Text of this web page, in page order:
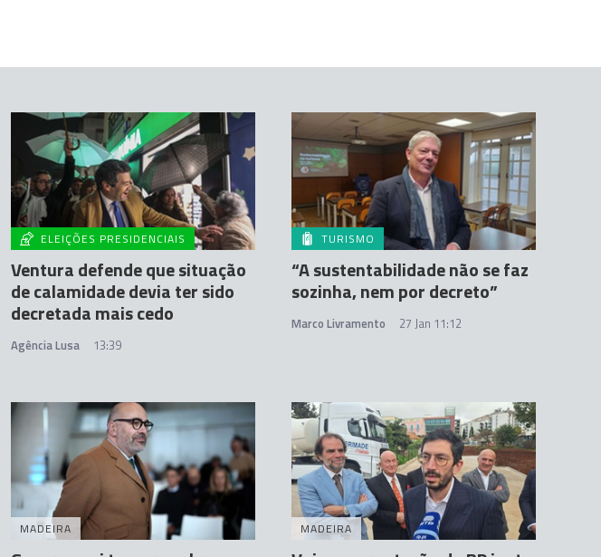
ELEIÇÕES PRESIDENCIAIS
Ventura defende que situação
de calamidade devia ter sido
decretada mais cedo
Agência Lusa 13:39
TURISMO
“A sustentabilidade não se faz
sozinha, nem por decreto”
Marco Livramento 27 Jan 11:12
MADEIRA MADEIRA